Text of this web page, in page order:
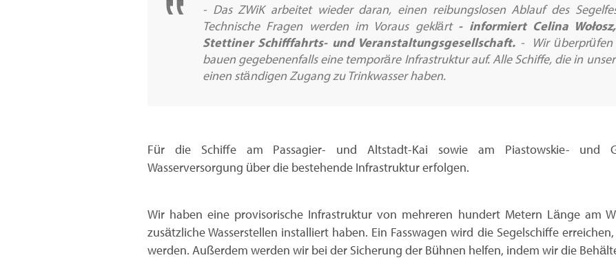
- Das ZWiK arbeitet wieder daran, einen reibungslosen Ablauf des
Technische Fragen werden im Voraus geklärt - informiert Celina
Stettiner Schifffahrts- und Veranstaltungsgesellschaft. - Wir überprüfen
bauen gegebenenfalls eine temporäre Infrastruktur auf. Alle Schiffe, die in
einen ständigen Zugang zu Trinkwasser haben.
Für die Schiffe am Passagier- und Altstadt-Kai sowie am Piastowskie- und
Wasserversorgung über die bestehende Infrastruktur erfolgen.
Wir haben eine provisorische Infrastruktur von mehreren hundert Metern Länge am
zusätzliche Wasserstellen installiert haben. Ein Fasswagen wird die Segelschiffe
werden. Außerdem werden wir bei der Sicherung der Bühnen helfen, indem wir die